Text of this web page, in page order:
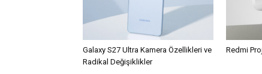
Galaxy S27 Ultra Kamera Özellikleri ve
Radikal Değişiklikler
Redmi